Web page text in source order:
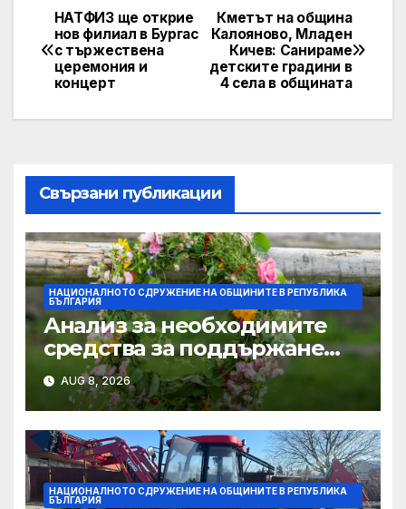
Post
navigation
Кметът на община
Калояново, Младен
Кичев: Санираме
детските градини в
4 села в общината
НАТФИЗ ще открие
нов филиал в Бургас
с тържествена
церемония и
концерт
Свързани публикации
НАЦИОНАЛНОТО СДРУЖЕНИЕ НА ОБЩИНИТЕ В РЕПУБЛИКА
БЪЛГАРИЯ
Анализ за необходимите
средства за поддържане
проводимостта на речните
корита на територията на
България, с цел превенция
на риска от наводнения
AUG 8, 2026
НАЦИОНАЛНОТО СДРУЖЕНИЕ НА ОБЩИНИТЕ В РЕПУБЛИКА
БЪЛГАРИЯ